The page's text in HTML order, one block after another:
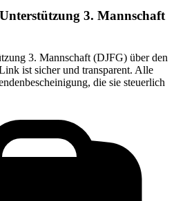
Unterstützung 3. Mannschaft
3. Mannschaft (DJFG) über den
ist sicher und transparent. Alle
die sie steuerlich